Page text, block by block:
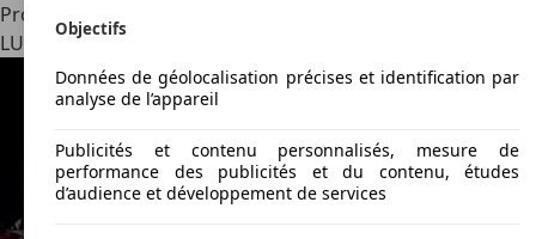
Professionnel
LU 8009Strassen
Objectifs
Données de géolocalisation précises et identification par
analyse de l’appareil
Publicités et contenu personnalisés, mesure de
performance des publicités et du contenu, études
d’audience et développement de services